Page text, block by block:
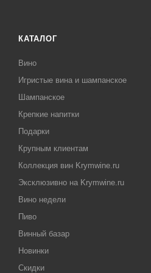
КАТАЛОГ
Вино
Игристые вина и шампанское
Шампанское
Крепкие напитки
Подарки
Крупным клиентам
Коллекция вин Krymwine.ru
Эксклюзивно на Krymwine.ru
Вино недели
Пиво
Винный базар
Новинки
Скидки